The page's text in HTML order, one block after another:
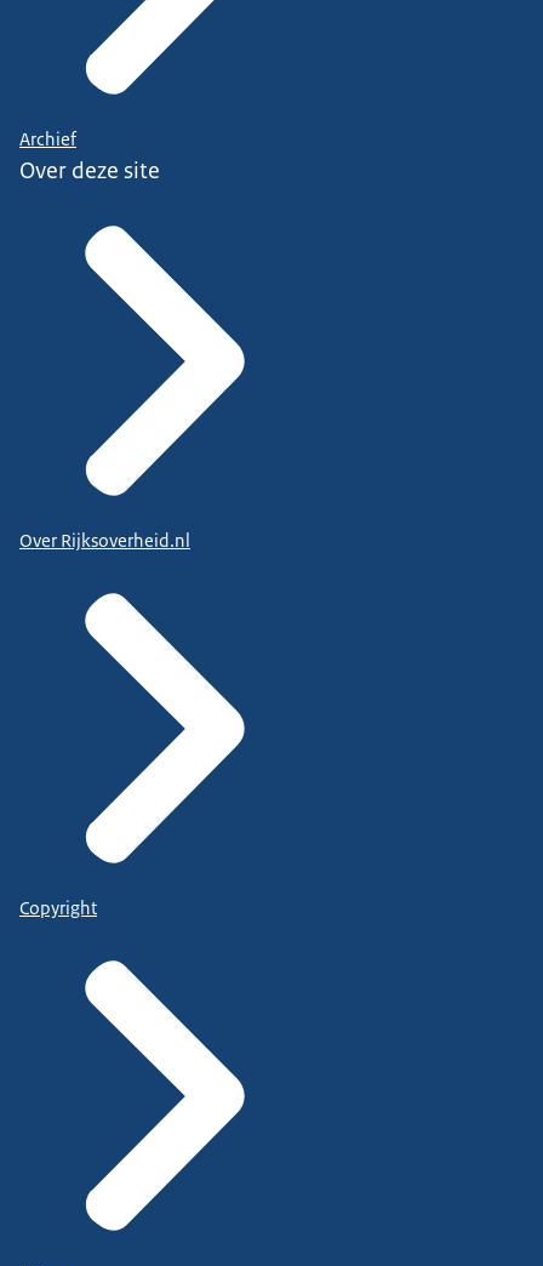
Archief
Over deze site
Over Rijksoverheid.nl
Copyright